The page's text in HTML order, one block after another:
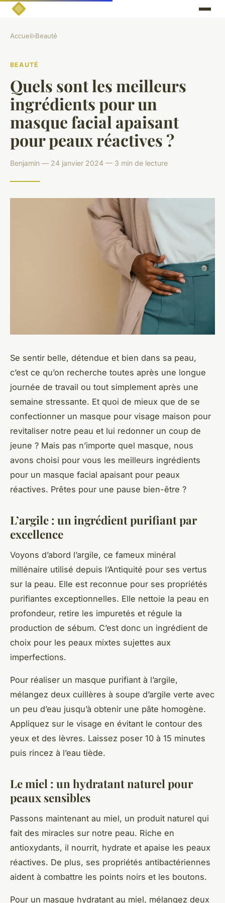
Accueil›Beauté
BEAUTÉ
Quels sont les meilleurs
ingrédients pour un
masque facial apaisant
pour peaux réactives ?
Benjamin — 24 janvier 2024 — 3 min de lecture
Se sentir belle, détendue et bien dans sa peau,
c’est ce qu’on recherche toutes après une longue
journée de travail ou tout simplement après une
semaine stressante. Et quoi de mieux que de se
confectionner un masque pour visage maison pour
revitaliser notre peau et lui redonner un coup de
jeune ? Mais pas n’importe quel masque, nous
avons choisi pour vous les meilleurs ingrédients
pour un masque facial apaisant pour peaux
réactives. Prêtes pour une pause bien-être ?
L’argile : un ingrédient purifiant par
excellence
Voyons d’abord l’argile, ce fameux minéral
millénaire utilisé depuis l’Antiquité pour ses vertus
sur la peau. Elle est reconnue pour ses propriétés
purifiantes exceptionnelles. Elle nettoie la peau en
profondeur, retire les impuretés et régule la
production de sébum. C’est donc un ingrédient de
choix pour les peaux mixtes sujettes aux
imperfections.
Pour réaliser un masque purifiant à l’argile,
mélangez deux cuillères à soupe d’argile verte avec
un peu d’eau jusqu’à obtenir une pâte homogène.
Appliquez sur le visage en évitant le contour des
yeux et des lèvres. Laissez poser 10 à 15 minutes
puis rincez à l’eau tiède.
Le miel : un hydratant naturel pour
peaux sensibles
Passons maintenant au miel, un produit naturel qui
fait des miracles sur notre peau. Riche en
antioxydants, il nourrit, hydrate et apaise les peaux
réactives. De plus, ses propriétés antibactériennes
aident à combattre les points noirs et les boutons.
Pour un masque hydratant au miel, mélangez deux